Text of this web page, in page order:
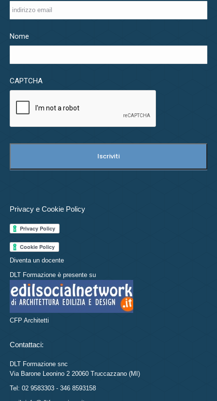
Nome
CAPTCHA
Privacy e Cookie Policy
Diventa un docente
DLT Formazione è presente su
CFP Architetti
Contattaci:
DLT Formazione snc
Via Barone Leonino 2 20060 Truccazzano (MI)
Tel: 02 9583303 - 346 8593158